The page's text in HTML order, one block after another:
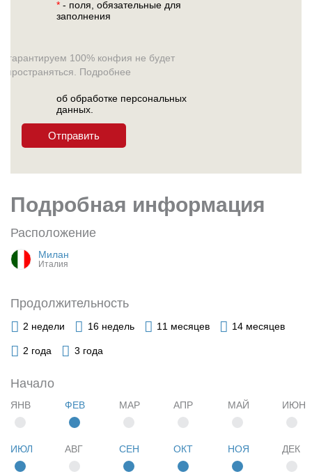
*- поля, обязательные для
заполнения
гарантируем 100% конфия не будет
Подробнее
об обработке персональных
данных.
Подробная информация
Расположение
Милан
Италия
Продолжительность
2 недели 16 недель 11 месяцев 14 месяцев
2 года 3 года
Начало
ЯНВ ФЕВ МАР АПР МАЙ ИЮН
ИЮЛ АВГ СЕН ОКТ НОЯ ДЕК